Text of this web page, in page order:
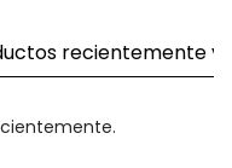
recientemente